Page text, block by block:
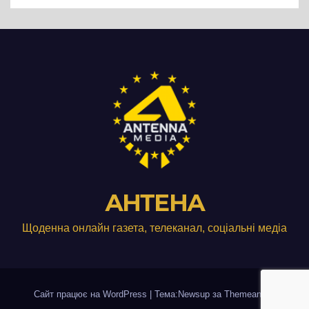
АНТЕНА
Щоденна онлайн газета, телеканал, соціальні медіа
Сайт працює на WordPress Тема:Newsup за Themeansar